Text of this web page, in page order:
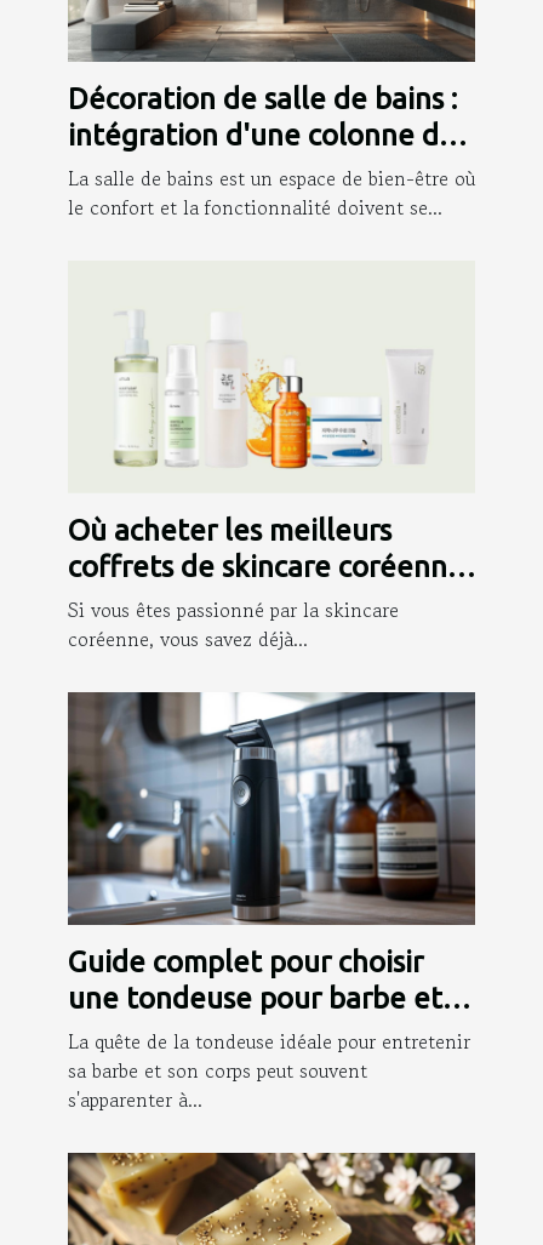
Décoration de salle de bains :
intégration d'une colonne de
douche
La salle de bains est un espace de bien-être où
le confort et la fonctionnalité doivent se...
Où acheter les meilleurs
coffrets de skincare coréenne
?
Si vous êtes passionné par la skincare
coréenne, vous savez déjà...
Guide complet pour choisir
une tondeuse pour barbe et
corps
La quête de la tondeuse idéale pour entretenir
sa barbe et son corps peut souvent
s'apparenter à...